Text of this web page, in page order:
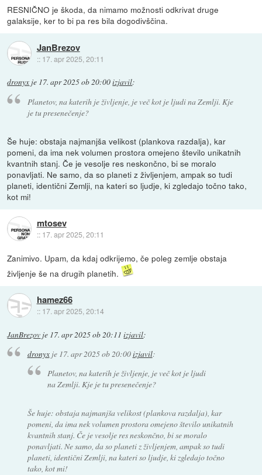
RESNIČNO je škoda, da nimamo možnosti odkrivat druge
galaksije, ker to bi pa res bila dogodivščina.
JanBrezov
:: 17. apr 2025, 20:11
dronyx je 17. apr 2025 ob 20:00izjavil:
Planetov, na katerih je življenje, je več kot je ljudi na Zemlji. Kje
je tu presenečenje?
Še huje: obstaja najmanjša velikost (plankova razdalja), kar
pomeni, da ima nek volumen prostora omejeno število unikatnih
kvantnih stanj. Če je vesolje res neskončno, bi se moralo
ponavljati. Ne samo, da so planeti z življenjem, ampak so tudi
planeti, identični Zemlji, na kateri so ljudje, ki zgledajo točno tako,
kot mi!
mtosev
:: 17. apr 2025, 20:11
Zanimivo. Upam, da kdaj odkrijemo, če poleg zemlje obstaja
življenje še na drugih planetih.
hamez66
:: 17. apr 2025, 20:14
JanBrezov je 17. apr 2025 ob 20:11 izjavil:
dronyxje 17. apr 2025 ob 20:00izjavil:
Planetov, na katerih je življenje, je več kot je ljudi
na Zemlji. Kje je tu presenečenje?
Še huje: obstaja najmanjša velikost (plankova razdalja), kar
pomeni, da ima nek volumen prostora omejeno število unikatnih
kvantnih stanj. Če je vesolje res neskončno, bi se moralo
ponavljati. Ne samo, da so planeti z življenjem, ampak so tudi
planeti, identični Zemlji, na kateri so ljudje, ki zgledajo točno
tako, kot mi!